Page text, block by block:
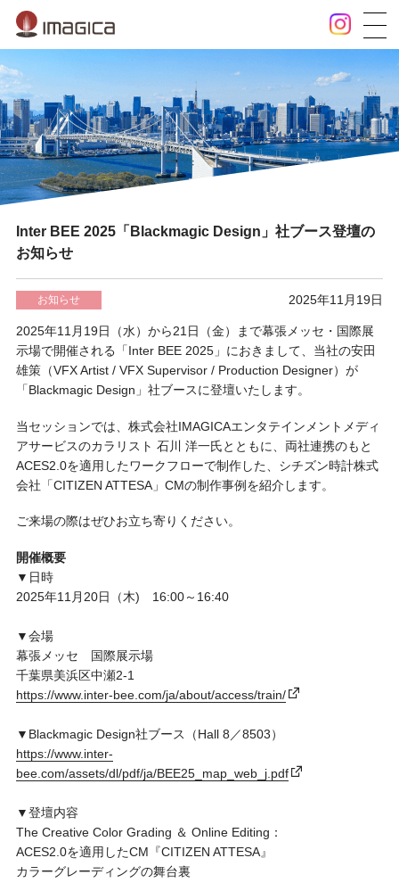
Inter BEE 2025「Blackmagic Design」社ブース登壇の
お知らせ
お知らせ 2025年11月19日
2025年11月19日（水）から21日（金）まで幕張メッセ・国際展
示場で開催される「Inter BEE 2025」におきまして、当社の安田
雄策（VFX Artist / VFX Supervisor / Production Designer）が
「Blackmagic Design」社ブースに登壇いたします。
当セッションでは、株式会社IMAGICAエンタテインメントメディ
アサービスのカラリスト 石川 洋一氏とともに、両社連携のもと
ACES2.0を適用したワークフローで制作した、シチズン時計株式
会社「CITIZEN ATTESA」CMの制作事例を紹介します。
ご来場の際はぜひお立ち寄りください。
開催概要
▼日時
2025年11月20日（木) 16:00～16:40
▼会場
幕張メッセ 国際展示場
千葉県美浜区中瀬2-1
https://www.inter-bee.com/ja/about/access/train/
▼Blackmagic Design社ブース（Hall 8／8503）
https://www.inter-
bee.com/assets/dl/pdf/ja/BEE25_map_web_j.pdf
▼登壇内容
The Creative Color Grading ＆ Online Editing：
ACES2.0を適用したCM『CITIZEN ATTESA』
カラーグレーディングの舞台裏